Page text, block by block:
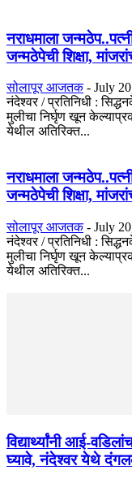
नराधमाला
जन्मठेपेची शिक्षा,
सोलापूर आजतक - July
नंदेश्वर / प्रतिनिधी :
मुलीचा निर्घृण खून
येथील अतिरिक्त...
नराधमाला
जन्मठेपेची शिक्षा,
सोलापूर आजतक - July
नंदेश्वर / प्रतिनिधी :
मुलीचा निर्घृण खून
येथील अतिरिक्त...
विद्यार्थ्यांनी आई-
घ्यावे, नंदेश्वर येथे